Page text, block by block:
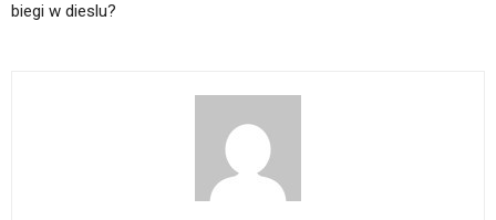
biegi w dieslu?